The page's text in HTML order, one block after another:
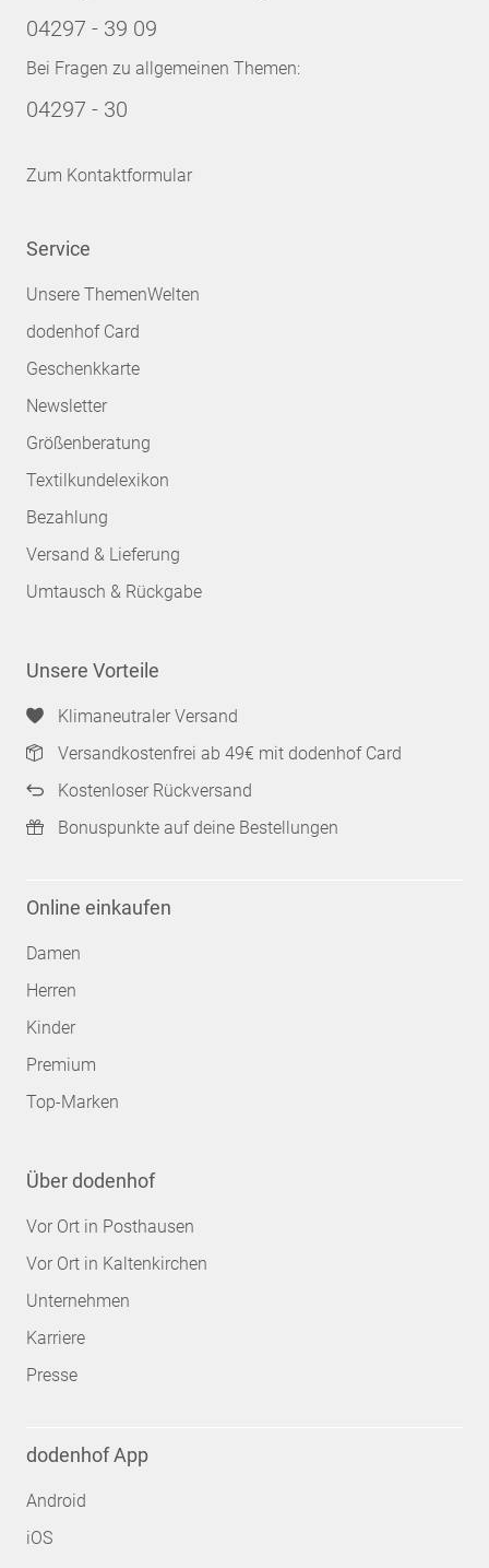
04297 - 39 09
Bei Fragen zu allgemeinen Themen:
04297 - 30
Zum Kontaktformular
Service
Unsere ThemenWelten
dodenhof Card
Geschenkkarte
Newsletter
Größenberatung
Textilkundelexikon
Bezahlung
Versand & Lieferung
Umtausch & Rückgabe
Unsere Vorteile
Klimaneutraler Versand
Versandkostenfrei ab 49€ mit dodenhof Card
Kostenloser Rückversand
Bonuspunkte auf deine Bestellungen
Online einkaufen
Damen
Herren
Kinder
Premium
Top-Marken
Über dodenhof
Vor Ort in Posthausen
Vor Ort in Kaltenkirchen
Unternehmen
Karriere
Presse
dodenhof App
Android
iOS